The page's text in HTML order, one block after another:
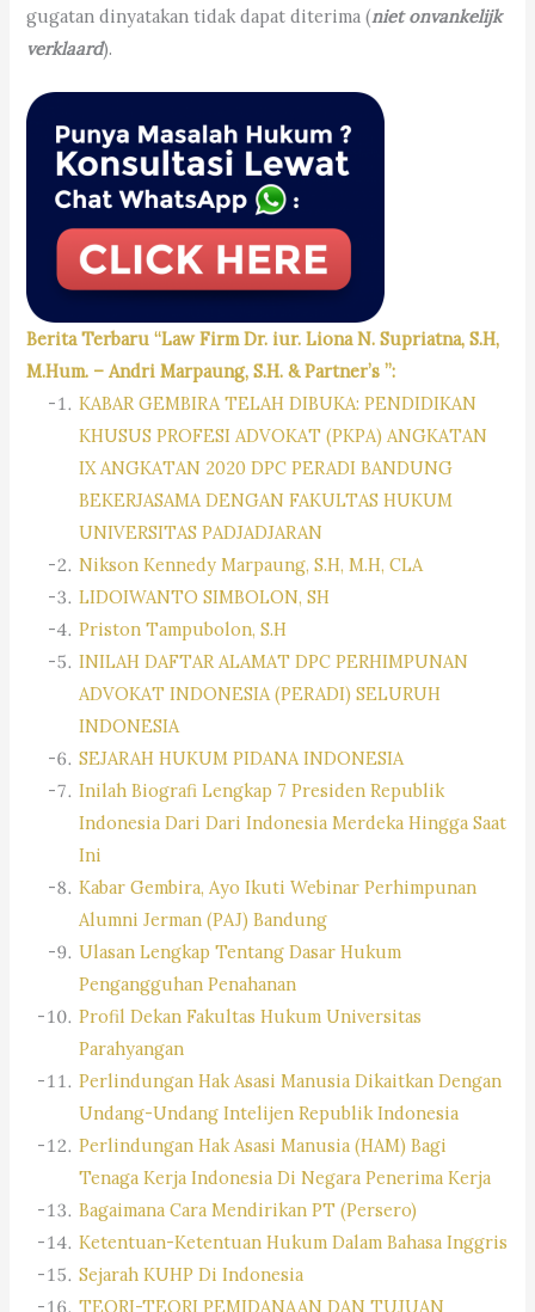
gugatan dinyatakan tidak dapat diterima (niet onvankelijk
verklaard).
Berita Terbaru “Law Firm Dr. iur. Liona N. Supriatna, S.H,
M.Hum. – Andri Marpaung, S.H. & Partner’s ”:
KABAR GEMBIRA TELAH DIBUKA: PENDIDIKAN
KHUSUS PROFESI ADVOKAT (PKPA) ANGKATAN
IX ANGKATAN 2020 DPC PERADI BANDUNG
BEKERJASAMA DENGAN FAKULTAS HUKUM
UNIVERSITAS PADJADJARAN
Nikson Kennedy Marpaung, S.H, M.H, CLA
LIDOIWANTO SIMBOLON, SH
Priston Tampubolon, S.H
INILAH DAFTAR ALAMAT DPC PERHIMPUNAN
ADVOKAT INDONESIA (PERADI) SELURUH
INDONESIA
SEJARAH HUKUM PIDANA INDONESIA
Inilah Biografi Lengkap 7 Presiden Republik
Indonesia Dari Dari Indonesia Merdeka Hingga Saat
Ini
Kabar Gembira, Ayo Ikuti Webinar Perhimpunan
Alumni Jerman (PAJ) Bandung
Ulasan Lengkap Tentang Dasar Hukum
Pengangguhan Penahanan
Profil Dekan Fakultas Hukum Universitas
Parahyangan
Perlindungan Hak Asasi Manusia Dikaitkan Dengan
Undang-Undang Intelijen Republik Indonesia
Perlindungan Hak Asasi Manusia (HAM) Bagi
Tenaga Kerja Indonesia Di Negara Penerima Kerja
Bagaimana Cara Mendirikan PT (Persero)
Ketentuan-Ketentuan Hukum Dalam Bahasa Inggris
Sejarah KUHP Di Indonesia
TEORI-TEORI PEMIDANAAN DAN TUJUAN